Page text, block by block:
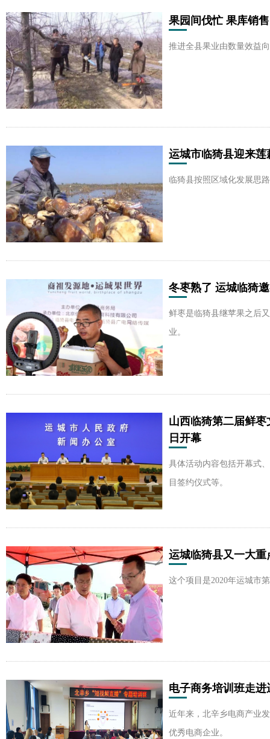
果园间伐忙 果库销
推进全县果业由数量效益
运城市临猗县迎来莲
临猗县按照区域化发展思
冬枣熟了 运城临猗
鲜枣是临猗县继苹果之后
业。
山西临猗第二届鲜枣
日开幕
具体活动内容包括开幕式
目签约仪式等。
运城临猗县又一大
这个项目是2020年运城市
电子商务培训班走
近年来，北辛乡电商产业
优秀电商企业。